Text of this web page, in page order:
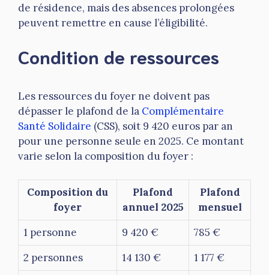
de résidence, mais des absences prolongées
peuvent remettre en cause l’éligibilité.
Condition de ressources
Les ressources du foyer ne doivent pas
dépasser le plafond de la Complémentaire
Santé Solidaire (CSS), soit 9 420 euros par an
pour une personne seule en 2025. Ce montant
varie selon la composition du foyer :
Composition du
foyer
Plafond
annuel 2025
Plafond
mensuel
1 personne
9 420 €
785 €
2 personnes
14 130 €
1 177 €